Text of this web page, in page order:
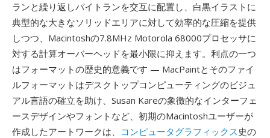
ランと繰り返しバイトランを交互に配置し、白黒イラストに
典型的な大きなソリッドエリアに対して効率的な圧縮を提供
しつつ、Macintoshの7.8MHz Motorola 68000プロセッサに
対する計算オーバーヘッドを最小限に抑えます。利点の一つ
はフォーマットの歴史的意義です — MacPaintとそのファイ
ルフォーマットはデスクトップコンピューティングのビジュ
アル言語の確立を助け、Susan Kareの象徴的なインターフェ
ースデザインやフォントなど、初期のMacintoshユーザーが
作成したアートワークは、 コンピュータグラフィックス 史の